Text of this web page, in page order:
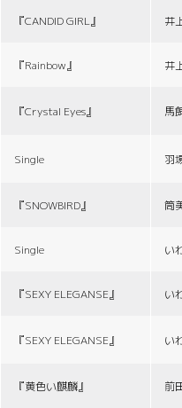
『CANDID GIRL』 井
『Rainbow』 井
『Crystal Eyes』 馬
Single 羽
『SNOWBIRD』 筒
Single い
『SEXY ELEGANSE』 い
『SEXY ELEGANSE』 い
『黄色い麒麟』 前